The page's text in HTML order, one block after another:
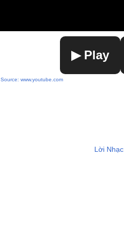
▶ Play
Source: www.youtube.com
Lời